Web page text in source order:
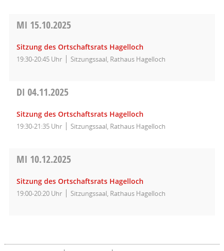
MI 15.10.2025
Sitzung des Ortschaftsrats Hagelloch
19:30-20:45 Uhr Sitzungssaal, Rathaus Hagelloch
DI 04.11.2025
Sitzung des Ortschaftsrats Hagelloch
19:30-21:35 Uhr Sitzungssaal, Rathaus Hagelloch
MI 10.12.2025
Sitzung des Ortschaftsrats Hagelloch
19:00-20:20 Uhr Sitzungssaal, Rathaus Hagelloch